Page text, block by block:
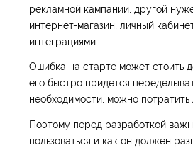
рекламной кампании, другой
интернет-магазин, личный
интеграциями.
Ошибка на старте может стоить
его быстро придется
необходимости, можно
Поэтому перед разработкой
пользоваться и как он должен